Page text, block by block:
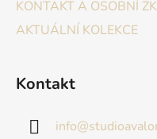
KONTAKT A OSOBNÍ
AKTUÁLNÍ KOLEKCE
Kontakt
info@